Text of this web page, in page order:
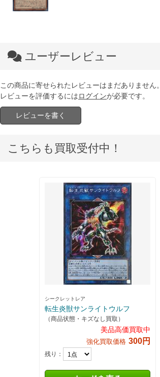
ユーザーレビュー
この商品に寄せられたレビューはまだありません。
レビューを評価するにはログインが必要です。
レビューを書く
こちらも買取受付中！
シークレットレア
転生炎獣サンライトウルフ
（商品状態・キズなし買取）
美品高価買取中
強化買取価格 300円
残り：